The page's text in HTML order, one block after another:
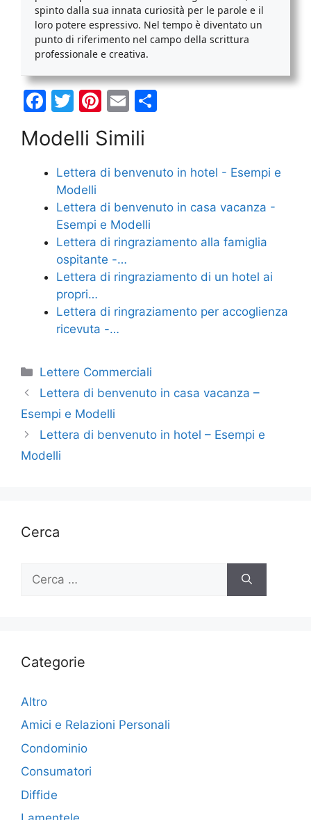
spinto dalla sua innata curiosità per le parole e il
loro potere espressivo. Nel tempo è diventato un
punto di riferimento nel campo della scrittura
professionale e creativa.
F
c
e
b
o
o
k
T
itt
er
Pi
er
e
E
ai
l
di
di
Modelli Simili
Lettera di benvenuto in hotel - Esempi e
Modelli
Lettera di benvenuto in casa vacanza -
Esempi e Modelli
Lettera di ringraziamento alla famiglia
ospitante -…
Lettera di ringraziamento di un hotel ai
propri…
Lettera di ringraziamento per accoglienza
ricevuta -…
Categorie
Lettere Commerciali
Lettera di benvenuto in casa vacanza –
Esempi e Modelli
Lettera di benvenuto in hotel – Esempi e
Modelli
Cerca
per:
Categorie
Altro
Amici e Relazioni Personali
Condominio
Consumatori
Diffide